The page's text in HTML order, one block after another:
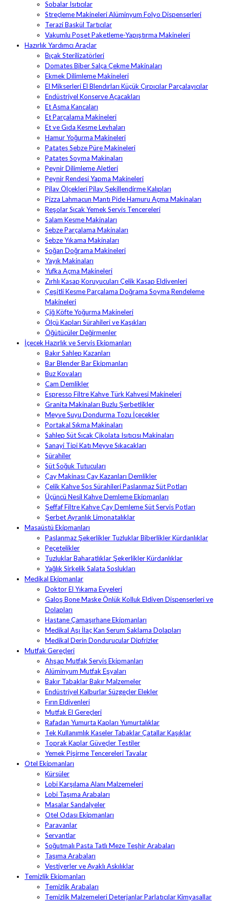
Sobalar Isıtıcılar
Streçleme Makineleri Alüminyum Folyo Dispenserleri
Terazi Baskül Tartıcılar
Vakumlu Poşet Paketleme-Yapıştırma Makineleri
Hazırlık Yardımcı Araçlar
Bıçak Sterilizatörleri
Domates Biber Salça Çekme Makinaları
Ekmek Dilimleme Makineleri
El Mikserleri El Blendırları Küçük Çırpıcılar Parçalayıcılar
Endüstriyel Konserve Açacakları
Et Asma Kancaları
Et Parçalama Makineleri
Et ve Gıda Kesme Levhaları
Hamur Yoğurma Makineleri
Patates Sebze Püre Makineleri
Patates Soyma Makinaları
Peynir Dilimleme Aletleri
Peynir Rendesi Yapma Makineleri
Pilav Ölçekleri Pilav Şekillendirme Kalıpları
Pizza Lahmacun Mantı Pide Hamuru Açma Makinaları
Reşolar Sıcak Yemek Servis Tencereleri
Salam Kesme Makinaları
Sebze Parçalama Makinaları
Sebze Yıkama Makinaları
Soğan Doğrama Makineleri
Yayık Makinaları
Yufka Açma Makineleri
Zırhlı Kasap Koruyucuları Çelik Kasap Eldivenleri
Çeşitli Kesme Parçalama Doğrama Soyma Rendeleme
Makineleri
Çiğ Köfte Yoğurma Makineleri
Ölçü Kapları Sürahileri ve Kaşıkları
Öğütücüler Değirmenler
İçecek Hazırlık ve Servis Ekipmanları
Bakır Sahlep Kazanları
Bar Blender Bar Ekipmanları
Buz Kovaları
Cam Demlikler
Espresso Filtre Kahve Türk Kahvesi Makineleri
Granita Makinaları Buzlu Şerbetlikler
Meyve Suyu Dondurma Tozu İçecekler
Portakal Sıkma Makinaları
Sahlep Süt Sıcak Çikolata Isıtıcısı Makinaları
Sanayi Tipi Katı Meyve Sıkacakları
Sürahiler
Süt Soğuk Tutucuları
Çay Makinası Çay Kazanları Demlikler
Çelik Kahve Sos Sürahileri Paslanmaz Süt Potları
Üçüncü Nesil Kahve Demleme Ekipmanları
Şeffaf Filtre Kahve Çay Demleme Süt Servis Potları
Şerbet Ayranlık Limonatalıklar
Masaüstü Ekipmanları
Paslanmaz Şekerlikler Tuzluklar Biberlikler Kürdanlıklar
Peçetelikler
Tuzluklar Baharatlıklar Şekerlikler Kürdanlıklar
Yağlık Sirkelik Salata Soslukları
Medikal Ekipmanlar
Doktor El Yıkama Evyeleri
Galoş Bone Maske Önlük Kolluk Eldiven Dispenserleri ve
Dolapları
Hastane Çamaşırhane Ekipmanları
Medikal Aşı İlaç Kan Serum Saklama Dolapları
Medikal Derin Dondurucular Dipfrizler
Mutfak Gereçleri
Ahşap Mutfak Servis Ekipmanları
Alüminyum Mutfak Eşyaları
Bakır Tabaklar Bakır Malzemeler
Endüstriyel Kalburlar Süzgeçler Elekler
Fırın Eldivenleri
Mutfak El Gereçleri
Rafadan Yumurta Kapları Yumurtalıklar
Tek Kullanımlık Kaseler Tabaklar Çatallar Kaşıklar
Toprak Kaplar Güveçler Testiler
Yemek Pişirme Tencereleri Tavalar
Otel Ekipmanları
Kürsüler
Lobi Karşılama Alanı Malzemeleri
Lobi Taşıma Arabaları
Masalar Sandalyeler
Otel Odası Ekipmanları
Paravanlar
Servantlar
Soğutmalı Pasta Tatlı Meze Teşhir Arabaları
Taşıma Arabaları
Vestiyerler ve Ayaklı Askılıklar
Temizlik Ekipmanları
Temizlik Arabaları
Temizlik Malzemeleri Deterjanlar Parlatıcılar Kimyasallar